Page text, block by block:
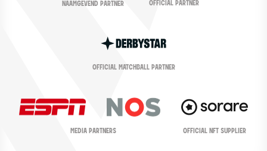
NAAMGEVEND PARTNER OFFICIAL PARTNER
OFFICIAL MATCHBALL PARTNER
MEDIA PARTNERS OFFICIAL NFT SUPPLIER